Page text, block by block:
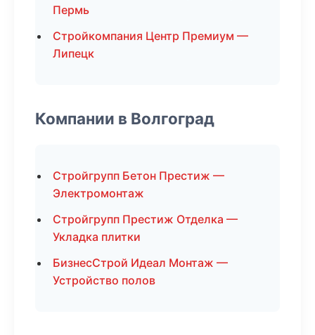
Пермь
Стройкомпания Центр Премиум —
Липецк
Компании в Волгоград
Стройгрупп Бетон Престиж —
Электромонтаж
Стройгрупп Престиж Отделка —
Укладка плитки
БизнесСтрой Идеал Монтаж —
Устройство полов